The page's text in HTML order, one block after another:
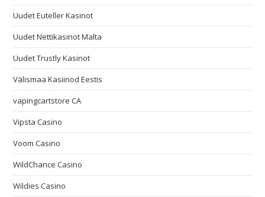
Uudet Euteller Kasinot
Uudet Nettikasinot Malta
Uudet Trustly Kasinot
Välismaa Kasiinod Eestis
vapingcartstore CA
Vipsta Casino
Voom Casino
WildChance Casino
Wildies Casino